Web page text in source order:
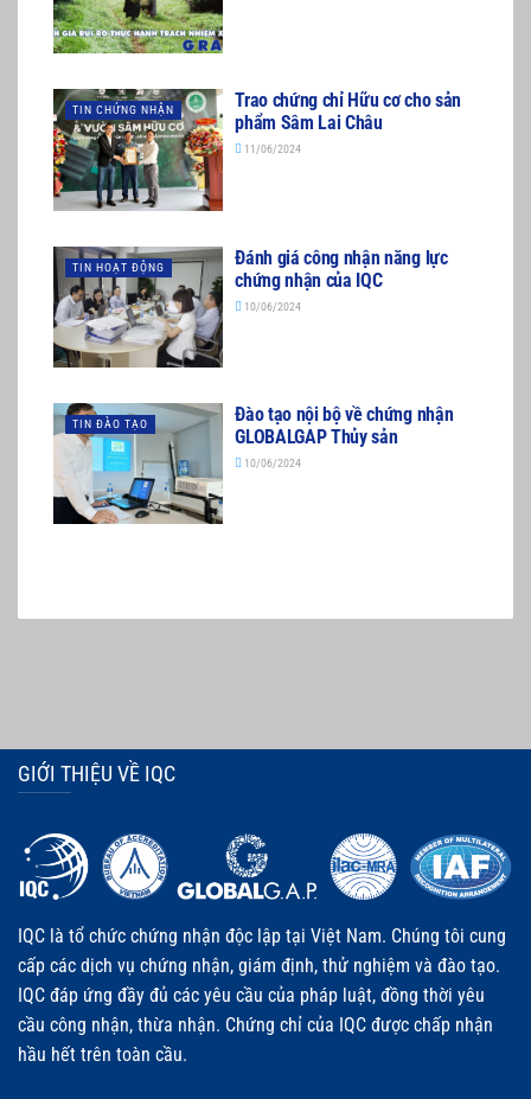
TIN CHỨNG NHẬN
Trao chứng chỉ Hữu cơ cho sản
phẩm Sâm Lai Châu
11/06/2024
TIN HOẠT ĐỘNG
Đánh giá công nhận năng lực
chứng nhận của IQC
10/06/2024
TIN ĐÀO TẠO
Đào tạo nội bộ về chứng nhận
GLOBALGAP Thủy sản
10/06/2024
GIỚI THIỆU VỀ IQC
IQC là tổ chức chứng nhận độc lập tại Việt Nam. Chúng tôi cung
cấp các dịch vụ chứng nhận, giám định, thử nghiệm và đào tạo.
IQC đáp ứng đầy đủ các yêu cầu của pháp luật, đồng thời yêu
cầu công nhận, thừa nhận. Chứng chỉ của IQC được chấp nhận
hầu hết trên toàn cầu.